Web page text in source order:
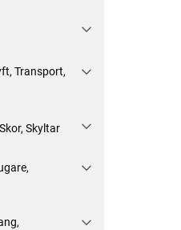
Transport,
Skyltar